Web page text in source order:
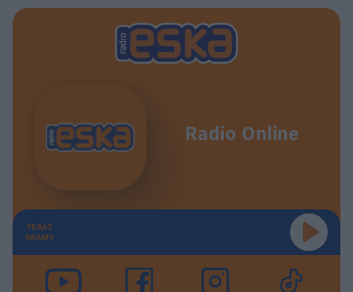
Radio Online
TERAZ
GRAMY